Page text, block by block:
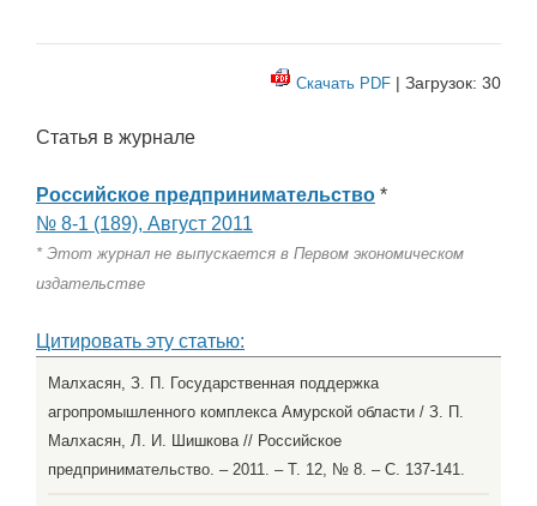
Скачать PDF | Загрузок: 30
Статья в журнале
Российское предпринимательство *
№ 8-1 (189), Август 2011
* Этот журнал не выпускается в Первом экономическом
издательстве
Цитировать эту статью:
Малхасян, З. П. Государственная поддержка
агропромышленного комплекса Амурской области / З. П.
Малхасян, Л. И. Шишкова // Российское
предпринимательство. – 2011. – Т. 12, № 8. – С. 137-141.